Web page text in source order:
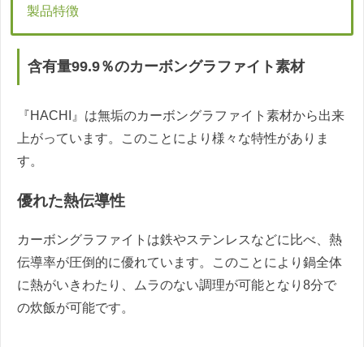
製品特徴
含有量99.9％のカーボングラファイト素材
『HACHI』は無垢のカーボングラファイト素材から出来
上がっています。このことにより様々な特性がありま
す。
優れた熱伝導性
カーボングラファイトは鉄やステンレスなどに比べ、熱
伝導率が圧倒的に優れています。このことにより鍋全体
に熱がいきわたり、ムラのない調理が可能となり8分で
の炊飯が可能です。